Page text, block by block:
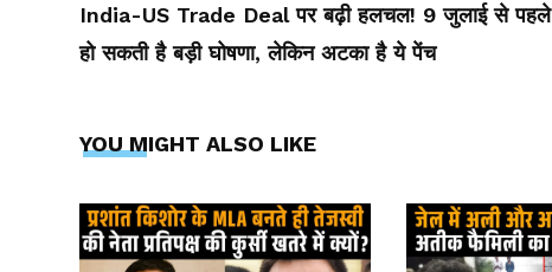
India-US Trade Deal पर बढ़ी हलचल! 9 जुलाई से पहले
हो सकती है बड़ी घोषणा, लेकिन अटका है ये पेंच
YOU MIGHT ALSO LIKE